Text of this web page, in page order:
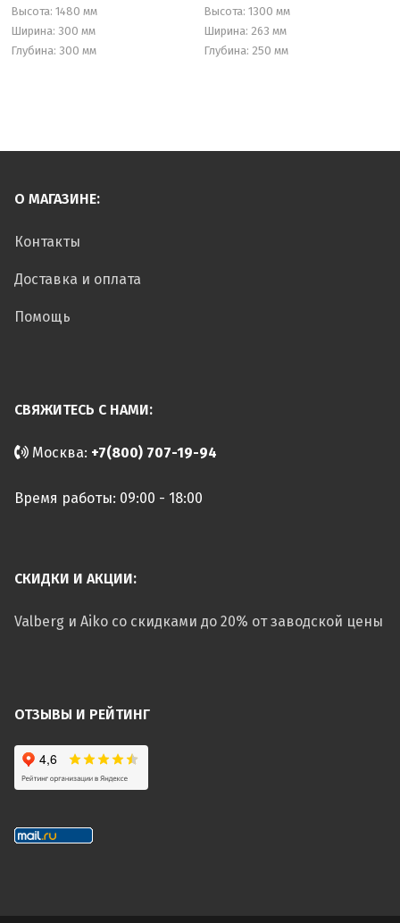
Высота: 1480 мм
Ширина: 300 мм
Глубина: 300 мм
Высота: 1300 мм
Ширина: 263 мм
Глубина: 250 мм
О МАГАЗИНЕ:
Контакты
Доставка и оплата
Помощь
СВЯЖИТЕСЬ С НАМИ:
Москва: +7(800) 707-19-94
Время работы: 09:00 - 18:00
СКИДКИ И АКЦИИ:
Valberg и Aiko со скидками до 20% от заводской цены
ОТЗЫВЫ И РЕЙТИНГ